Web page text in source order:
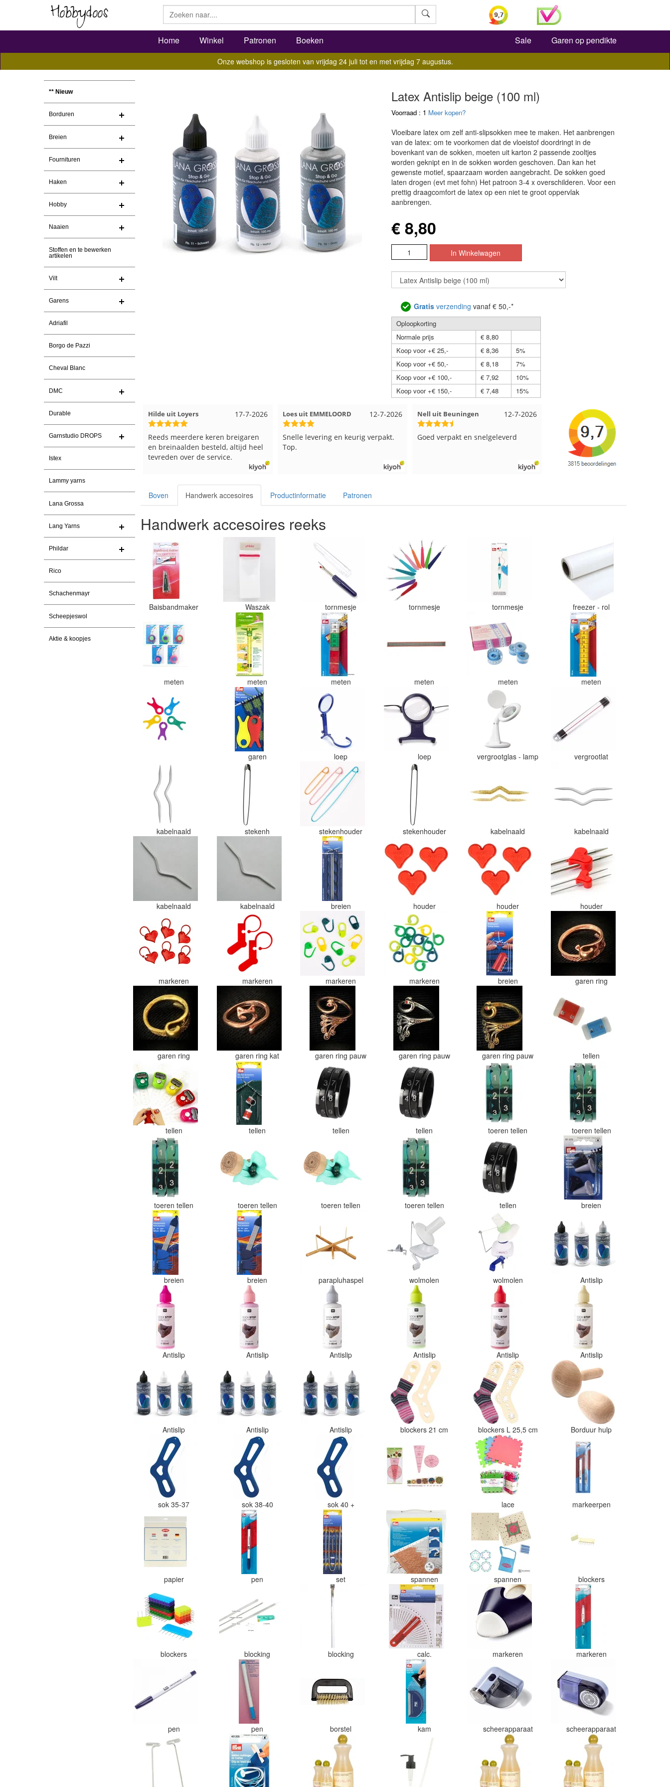
Zoeken
Home Winkel Patronen Boeken Sale Garen op pendikte
Onze webshop is gesloten van vrijdag 24 juli tot en met vrijdag 7 augustus.
** Nieuw
Borduren
Breien
Fournituren
Haken
Hobby
Naaien
Stoffen en te bewerken
artikelen
Vilt
Garens
Adriafil
Borgo de Pazzi
Cheval Blanc
DMC
Durable
Garnstudio DROPS
Istex
Lammy yarns
Lana Grossa
Lang Yarns
Phildar
Rico
Schachenmayr
Scheepjeswol
Aktie & koopjes
Latex Antislip beige (100 ml)
Voorraad : 1 Meer kopen?
Vloeibare latex om zelf anti-slipsokken mee te maken. Het aanbrengen
van de latex: om te voorkomen dat de vloeistof doordringt in de
bovenkant van de sokken, moeten uit karton 2 passende zooltjes
worden geknipt en in de sokken worden geschoven. Dan kan het
gewenste motief, spaarzaam worden aangebracht. De sokken goed
laten drogen (evt met fohn) Het patroon 3-4 x overschilderen. Voor een
prettig draagcomfort de latex op een niet te groot oppervlak
aanbrengen.
€ 8,80
Gratisverzending vanaf € 50,-*
Oploopkorting
Normale prijs
€ 8,80
Koop voor +€ 25,-
€ 8,36
5%
Koop voor +€ 50,-
€ 8,18
7%
Koop voor +€ 100,-
€ 7,92
10%
Koop voor +€ 150,-
€ 7,48 15%
Magnolia Ranch
Snelle levering en een keurig
pakket Ga er weer leuke pakket van
maken voor de markt.
17-7-2026
Hilde uit Loyers
Reeds meerdere keren breigaren
en breinaalden besteld, altijd heel
tevreden over de service.
12-7-2026
Loes uit EMMELOORD
Snelle levering en keurig verpakt.
Top.
12-7-2026
Nell uit Beuningen
Goed verpakt en snelgeleverd
Wendy uit Amsterdam
Ruime keus aan viltwol, mooie
kleuren en goede kwaliteit. Snel
verzonden. Enigste wat ik een
beetje jammer vind is dat alles los
een doos gestopt. Geen kleur
Had ook 3x 50 gram zwart besteld
maar door de andere bollen zitten
er nu verschillende kleuren vezels
in het zwart. Dat vind ik erg
kleurcode bij de juiste bol heb
gedaan. Misschien een tip om de
kleuren apart in te pakken met een
sticker welke kleur het is?
Desondanks zou ik deze shop zeker
wel aanbevelen wat betreft de
viltwol. Goede prijs/kwaliteit
verhouding.
Boven Handwerk accesoires Productinformatie Patronen
Handwerk accesoires reeks
Baisbandmaker Waszak tornmesje tornmesje tornmesje freezer - rol
meten meten meten meten meten meten
garen loep loep vergrootglas - lamp vergrootlat
kabelnaald stekenh stekenhouder stekenhouder kabelnaald kabelnaald
kabelnaald kabelnaald breien houder houder houder
markeren markeren markeren markeren breien garen ring
garen ring garen ring kat garen ring pauw garen ring pauw garen ring pauw tellen
tellen tellen tellen tellen toeren tellen toeren tellen
toeren tellen toeren tellen toeren tellen toeren tellen tellen breien
breien breien parapluhaspel wolmolen wolmolen Antislip
Antislip Antislip Antislip Antislip Antislip Antislip
Antislip Antislip Antislip blockers 21 cm blockers L 25,5 cm Borduur hulp
sok 35-37 sok 38-40 sok 40 + lace markeerpen
papier pen set spannen spannen blockers
blockers blocking blocking calc. markeren markeren
pen pen borstel kam scheerapparaat scheerapparaat